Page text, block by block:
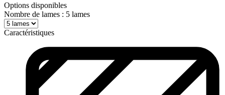
Options disponibles
Nombre de lames : 5 lames
Caractéristiques